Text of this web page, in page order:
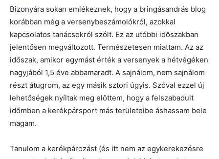
Bizonyára sokan emlékeznek, hogy a bringásandrás blog
korábban még a versenybeszámolókról, azokkal
kapcsolatos tanácsokról szólt. Ez az utóbbi időszakban
jelentősen megváltozott. Természetesen miattam. Az az
időszak, amikor egymást érték a versenyek a hétvégéken
nagyjából 1,5 éve abbamaradt. A sajnálom, nem sajnálom
részt átugrom, az egy másik sztori úgyis. Szóval ezzel új
lehetőségek nyíltak meg előttem, hogy a felszabadult
időmben a kerékpársport más területeibe áshassam bele
magam.
Tanulom a kerékpározást (és itt nem az egykerekezésre